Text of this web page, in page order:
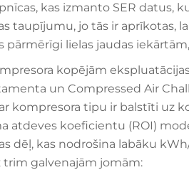
kas izmanto SER datus,
taupījumu, jo tās ir aprīkotas,
pārmērīgi lielas jaudas
kopējām
un Compressed Air
kompresora tipu ir balstīti uz
atdeves koeficientu (ROI)
dēļ, kas nodrošina labāku kWh/
galvenajām jomām: